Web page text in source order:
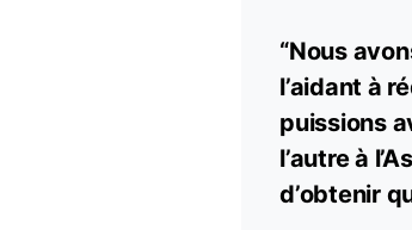
“Nous
l’aidant à
puissions
l’autre à
d’obtenir